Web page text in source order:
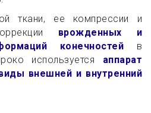
ткани, ее компрессии и
врожденных и
конечностей в
используется аппарат
внешней и внутренний